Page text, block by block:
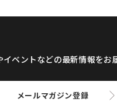
ベントなどの最新情報をお
メールマガジン登録